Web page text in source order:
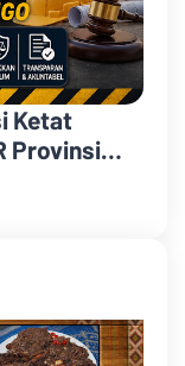
Ketat
Provinsi